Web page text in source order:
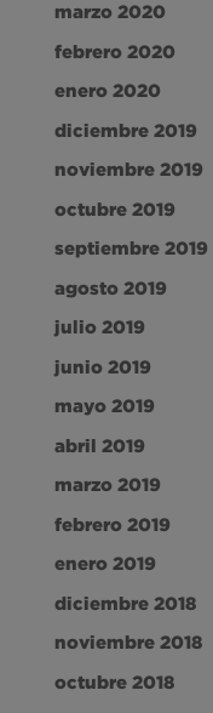
marzo 2020
febrero 2020
enero 2020
diciembre 2019
noviembre 2019
octubre 2019
septiembre 2019
agosto 2019
julio 2019
junio 2019
mayo 2019
abril 2019
marzo 2019
febrero 2019
enero 2019
diciembre 2018
noviembre 2018
octubre 2018